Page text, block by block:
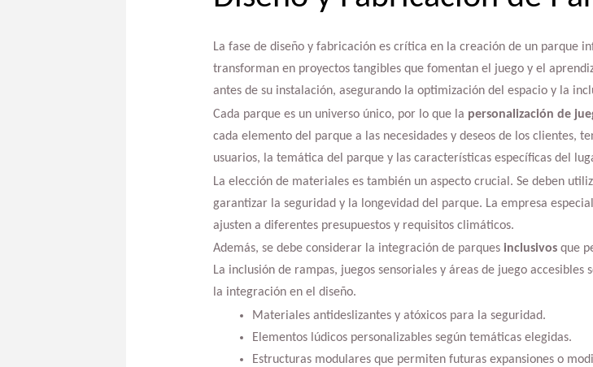
La fase de diseño y fabricación es crítica en la creación de un parque
transforman en proyectos tangibles que fomentan el juego y el
antes de su instalación, asegurando la optimización del espacio y la
Cada parque es un universo único, por lo que la personalización de
cada elemento del parque a las necesidades y deseos de los clientes,
usuarios, la temática del parque y las características específicas del
La elección de materiales es también un aspecto crucial. Se deben
garantizar la seguridad y la longevidad del parque. La empresa
ajusten a diferentes presupuestos y requisitos climáticos.
Además, se debe considerar la integración de parques inclusivosque
La inclusión de rampas, juegos sensoriales y áreas de juego
la integración en el diseño.
Materiales antideslizantes y atóxicos para la seguridad.
Elementos lúdicos personalizables según temáticas elegidas.
Estructuras modulares que permiten futuras expansiones o